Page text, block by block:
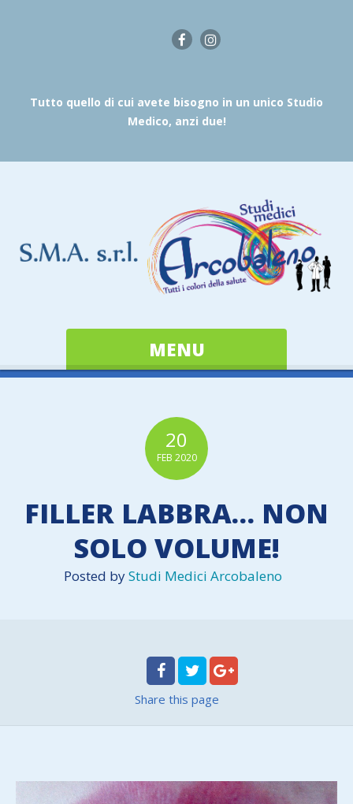
Tutto quello di cui avete bisogno in un unico Studio
Medico, anzi due!
MENU
20
FEB 2020
FILLER LABBRA… NON
SOLO VOLUME!
Posted byStudi Medici Arcobaleno
Share this page